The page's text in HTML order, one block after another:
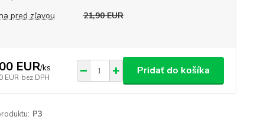
pred zľavou
21,90 EUR
EUR/ks
EUR bez DPH
Pridať do košíka
P3